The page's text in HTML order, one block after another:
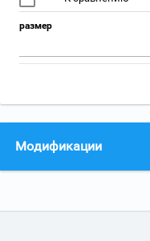
размер
Модификации